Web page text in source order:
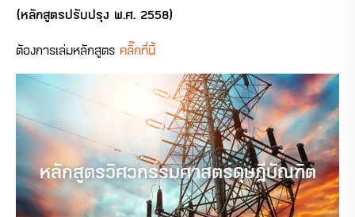
(หลักสูตรปรับปรุง พ.ศ. 2558)
ต้องการเล่มหลักสูตร คลิ๊กที่นี้
หลักสูตรวิศวกรรมศาสตรดุษฎีบัณฑิต